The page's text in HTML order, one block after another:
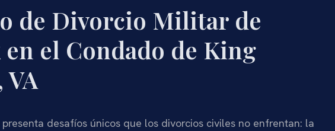
de Divorcio Militar de
el Condado de King
VA
desafíos únicos que los divorcios civiles no enfrentan: la